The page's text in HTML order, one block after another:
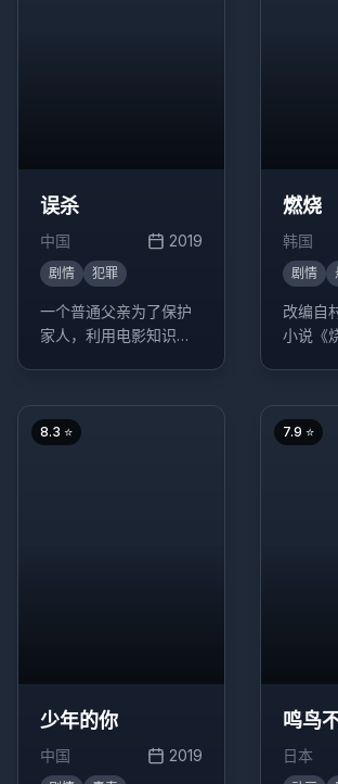
误杀
中国 2019
剧情 犯罪
一个普通父亲为了保护
家人，利用电影知识与
燃烧
韩国
剧情
改编自
小说《
事。
8.3 ⭐
少年的你
中国 2019
7.9 ⭐
鸣鸟
布
日本